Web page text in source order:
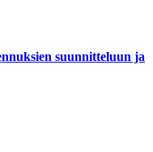
suunnitteluun ja